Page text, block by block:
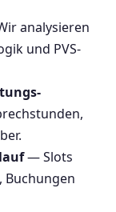
analysieren
und PVS-
— Slots
Buchungen